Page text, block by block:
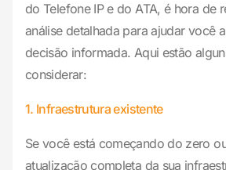
do Telefone IP e do ATA, é hora de
análise detalhada para ajudar você
decisão informada. Aqui estão
considerar:
1. Infraestrutura existente
Se você está começando do zero
atualização completa da sua